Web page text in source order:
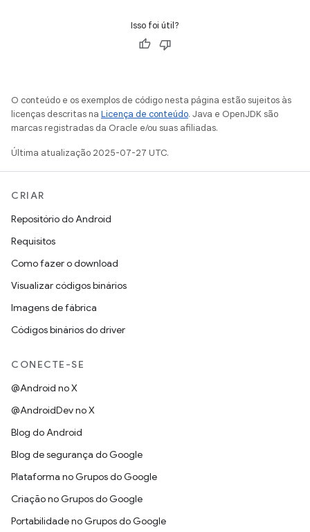
Isso foi útil?
O conteúdo e os exemplos de código nesta página estão sujeitos às
licenças descritas na Licença de conteúdo. Java e OpenJDK são
marcas registradas da Oracle e/ou suas afiliadas.
Última atualização 2025-07-27 UTC.
CRIAR
Repositório do Android
Requisitos
Como fazer o download
Visualizar códigos binários
Imagens de fábrica
Códigos binários do driver
CONECTE-SE
@Android no X
@AndroidDev no X
Blog do Android
Blog de segurança do Google
Plataforma no Grupos do Google
Criação no Grupos do Google
Portabilidade no Grupos do Google